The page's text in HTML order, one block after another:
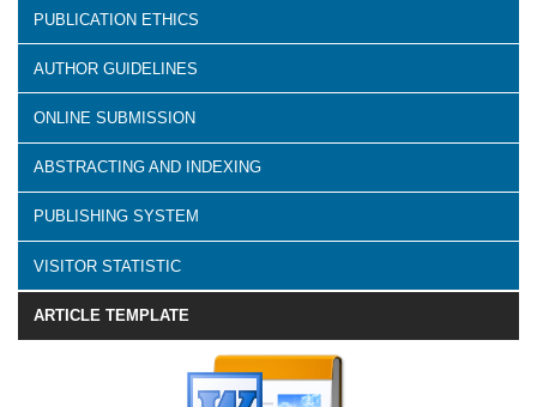
PUBLICATION ETHICS
AUTHOR GUIDELINES
ONLINE SUBMISSION
ABSTRACTING AND INDEXING
PUBLISHING SYSTEM
VISITOR STATISTIC
ARTICLE TEMPLATE